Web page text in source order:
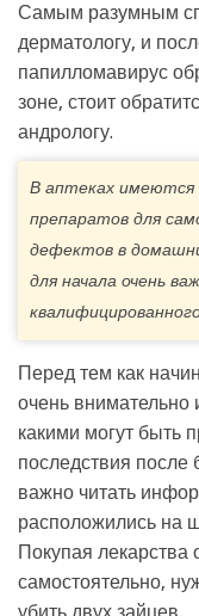
Самым разумным
дерматологу, и
папилломавирус
зоне, стоит
андрологу.
В аптеках имеются
препаратов для
дефектов в
для начала очень
Перед тем как
очень внимательно
какими могут быть
последствия
важно читать
расположились на
Покупая лекарства
самостоятельно,